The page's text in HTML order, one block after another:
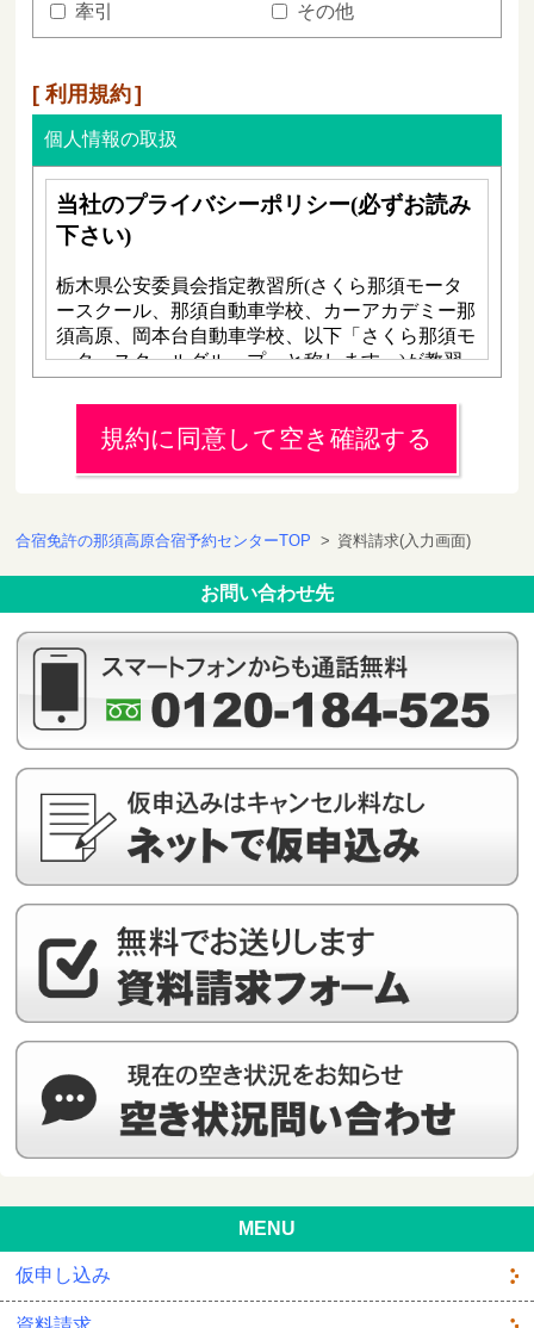
牽引
その他
利用規約
個人情報の取扱
規約に同意して空き確認する
合宿免許の那須高原合宿予約センターTOP > 資料請求(入力画面)
お問い合わせ先
MENU
仮申し込み